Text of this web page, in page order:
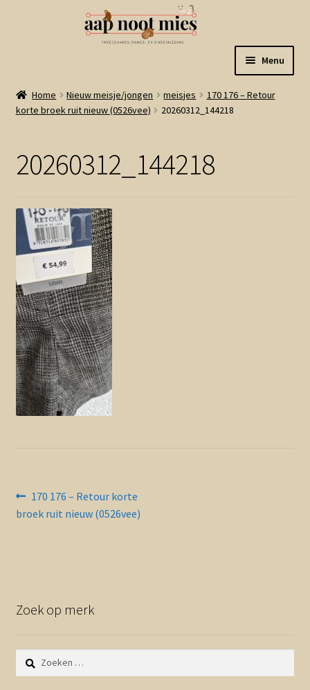
naar
navigatie
de
inhoud
Menu
Welkom
Winkel
Winkelmand
Linkjes
Contact en nieuwsbrief
Home Nieuw meisje/jongen meisjes
170 176 – Retour
korte broek ruit nieuw (0526vee)
20260312_144218
20260312_144218
Bericht
navigatie
Vorig
bericht:
170 176 – Retour korte
broek ruit nieuw (0526vee)
Zoek op merk
Zoeken
naar: